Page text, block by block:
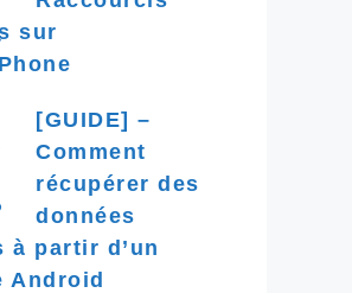
sur
[GUIDE] –
Comment
récupérer des
données
à partir d’un
Android